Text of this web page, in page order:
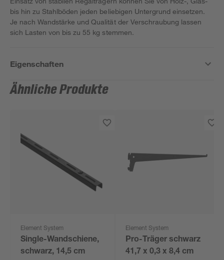
bis hin zu Stahlböden jeden beliebigen Untergrund einsetzen.
Je nach Wandstärke und Qualität der Verschraubung lassen
sich Lasten von bis zu 55 kg stemmen.
Eigenschaften
Ähnliche Produkte
Element System
Single-Wandschiene,
schwarz, 14,5 cm
Element System
Pro-Träger schwarz
41,7 x 0,3 x 8,4 cm